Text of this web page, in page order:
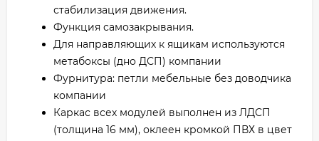
стабилизация движения.
Функция самозакрывания.
Для направляющих к ящикам используются
метабоксы (дно ДСП) компании
Фурнитура: петли мебельные без доводчика
компании
Каркас всех модулей выполнен из ЛДСП
(толщина 16 мм), оклеен кромкой ПВХ в цвет